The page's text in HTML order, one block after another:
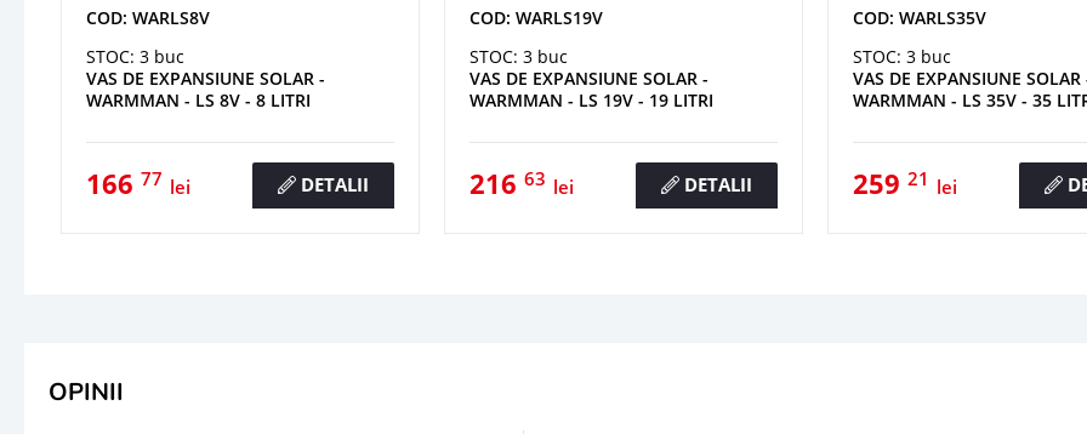
COD: WARLS8V
STOC: 3 buc
VAS DE EXPANSIUNE SOLAR -
WARMMAN - LS 8V - 8 LITRI
166 77 lei DETALII
COD: WARLS19V
STOC: 3 buc
VAS DE EXPANSIUNE SOLAR -
WARMMAN - LS 19V - 19 LITRI
216 63 lei DETALII
COD: WARLS35V
STOC: 3 buc
VAS DE EXPANSIUNE SOLAR
WARMMAN - LS 35V - 35
259 21 lei
OPINII